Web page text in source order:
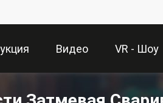
Видео VR - Шоу